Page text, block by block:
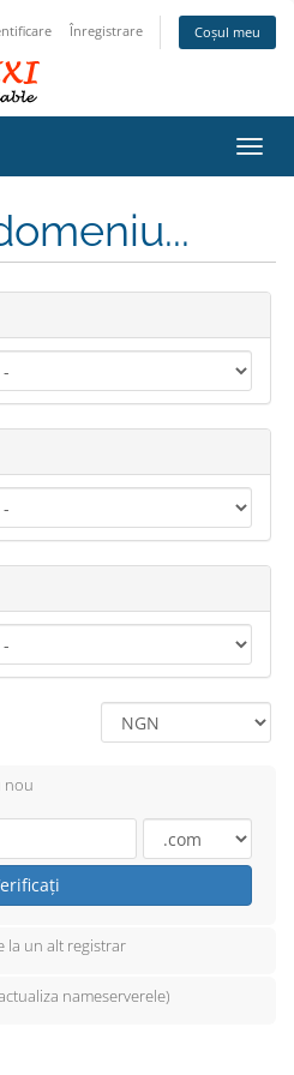
Înregistrare Coșul meu
nou
la un alt registrar
nameserverele)